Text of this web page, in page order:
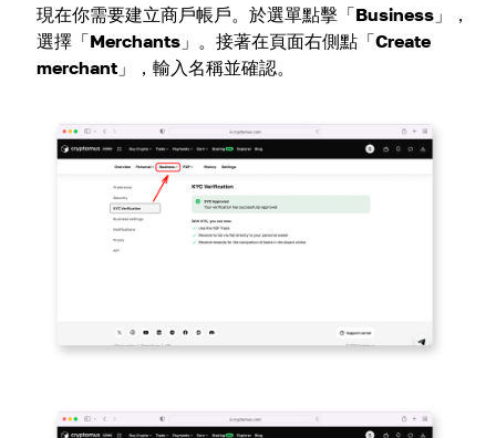
現在你需要建立商戶帳戶。於選單點擊「Business 」，
選擇「Merchants 」。接著在頁面右側點「Create
merchant 」，輸入名稱並確認。